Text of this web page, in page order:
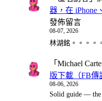
器，在 iPhone
發佈留言
08-07, 2026
林湖銘。。。。。
「 Michael
版下載（FB傳
08-06, 2026
Solid guide —